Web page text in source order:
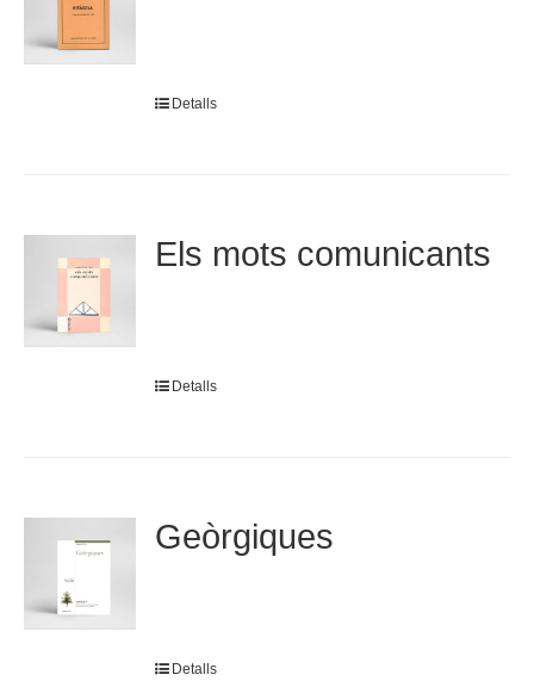
Detalls
Els mots comunicants
Detalls
Geòrgiques
Detalls